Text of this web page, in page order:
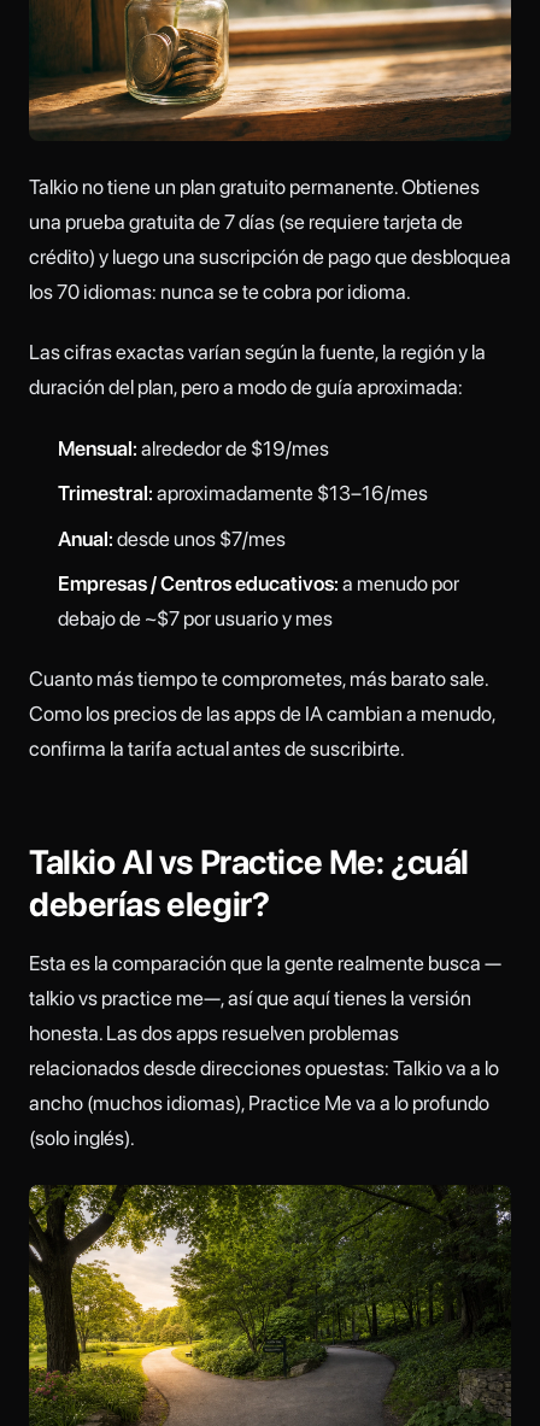
Talkio no tiene un plan gratuito permanente. Obtienes
una prueba gratuita de 7 días (se requiere tarjeta de
crédito) y luego una suscripción de pago que desbloquea
los 70 idiomas: nunca se te cobra por idioma.
Las cifras exactas varían según la fuente, la región y la
duración del plan, pero a modo de guía aproximada:
Mensual: alrededor de $19/mes
Trimestral: aproximadamente $13–16/mes
Anual: desde unos $7/mes
Empresas / Centros educativos: a menudo por
debajo de ~$7 por usuario y mes
Cuanto más tiempo te comprometes, más barato sale.
Como los precios de las apps de IA cambian a menudo,
confirma la tarifa actual antes de suscribirte.
Talkio AI vs Practice Me: ¿cuál
deberías elegir?
Esta es la comparación que la gente realmente busca —
talkio vs practice me—, así que aquí tienes la versión
honesta. Las dos apps resuelven problemas
relacionados desde direcciones opuestas: Talkio va a lo
ancho (muchos idiomas), Practice Me va a lo profundo
(solo inglés).